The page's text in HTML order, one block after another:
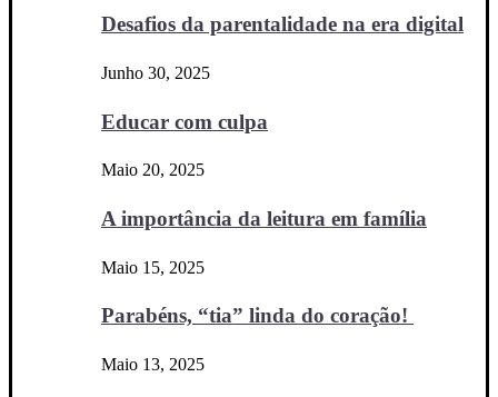
Desafios da parentalidade na era digital
Junho 30, 2025
Educar com culpa
Maio 20, 2025
A importância da leitura em família
Maio 15, 2025
Parabéns, “tia” linda do coração!
Maio 13, 2025